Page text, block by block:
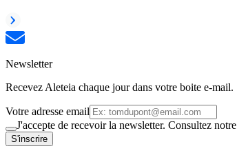
Newsletter
Recevez Aleteia chaque jour dans votre boite e-mail.
Votre adresse email
J'accepte de recevoir la newsletter. Consultez notre
S'inscrire